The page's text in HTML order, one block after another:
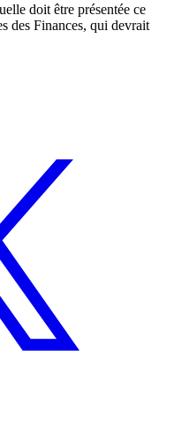
doit être présentée ce
des Finances, qui devrait